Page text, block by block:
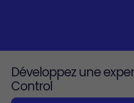
Développez une
Control